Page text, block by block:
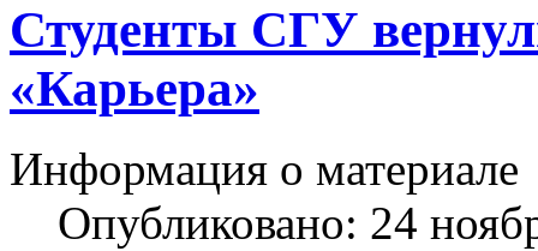
Студенты СГУ
«Карьера»
Информация о материале
Опубликовано: 24